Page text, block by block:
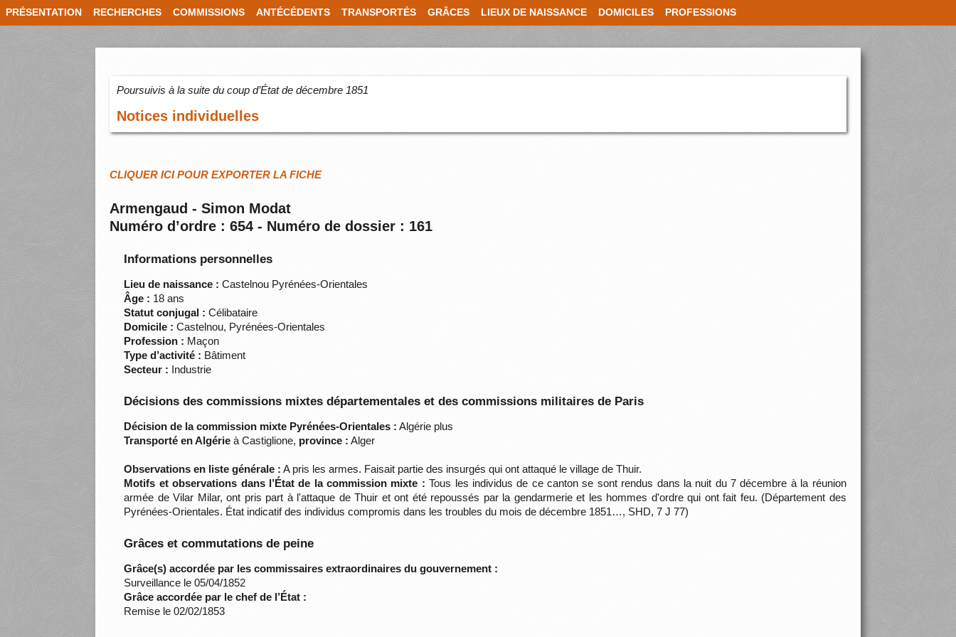
PRÉSENTATION RECHERCHES COMMISSIONS ANTÉCÉDENTS TRANSPORTÉS GRÂCES LIEUX DE NAISSANCE DOMICILES PROFESSIONS
Poursuivis à la suite du coup d’État de décembre 1851
Notices individuelles
CLIQUER ICI POUR EXPORTER LA FICHE
Armengaud - Simon Modat
Numéro d’ordre : 654 - Numéro de dossier : 161
Informations personnelles
Lieu de naissance : Castelnou Pyrénées-Orientales
Âge : 18 ans
Statut conjugal : Célibataire
Domicile : Castelnou, Pyrénées-Orientales
Profession : Maçon
Type d’activité : Bâtiment
Secteur : Industrie
Décisions des commissions mixtes départementales et des commissions militaires de Paris
Décision de la commission mixte Pyrénées-Orientales : Algérie plus
Transporté en Algérie à Castiglione, province : Alger
Observations en liste générale : A pris les armes. Faisait partie des insurgés qui ont attaqué le village de Thuir.
Motifs et observations dans l’État de la commission mixte : Tous les individus de ce canton se sont rendus dans la nuit du 7 décembre à la réunion
armée de Vilar Milar, ont pris part à l'attaque de Thuir et ont été repoussés par la gendarmerie et les hommes d'ordre qui ont fait feu. (Département des
Pyrénées-Orientales. État indicatif des individus compromis dans les troubles du mois de décembre 1851…, SHD, 7 J 77)
Grâces et commutations de peine
Grâce(s) accordée par les commissaires extraordinaires du gouvernement :
Surveillance le 05/04/1852
Grâce accordée par le chef de l’État :
Remise le 02/02/1853